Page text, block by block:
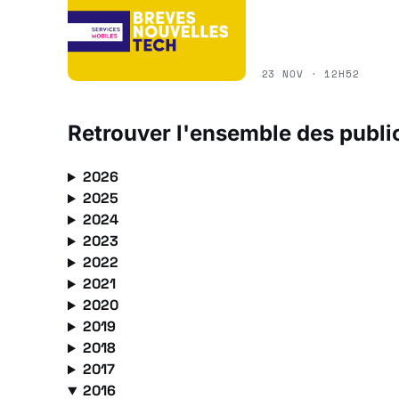
23 NOV · 12H52
Retrouver l'ensemble des
2026
2025
2024
2023
2022
2021
2020
2019
2018
2017
2016